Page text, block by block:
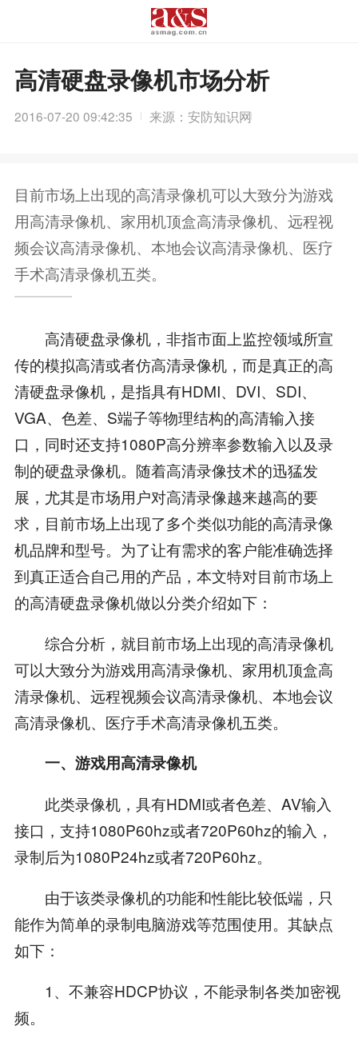
高清硬盘录像机市场分析
2016-07-20 09:42:35 来源：安防知识网
目前市场上出现的高清录像机可以大致分为游戏
用高清录像机、家用机顶盒高清录像机、远程视
频会议高清录像机、本地会议高清录像机、医疗
手术高清录像机五类。
高清硬盘录像机，非指市面上监控领域所宣
传的模拟高清或者仿高清录像机，而是真正的高
清硬盘录像机，是指具有HDMI、DVI、SDI、
VGA、色差、S端子等物理结构的高清输入接
口，同时还支持1080P高分辨率参数输入以及录
制的硬盘录像机。随着高清录像技术的迅猛发
展，尤其是市场用户对高清录像越来越高的要
求，目前市场上出现了多个类似功能的高清录像
机品牌和型号。为了让有需求的客户能准确选择
到真正适合自己用的产品，本文特对目前市场上
的高清硬盘录像机做以分类介绍如下：
综合分析，就目前市场上出现的高清录像机
可以大致分为游戏用高清录像机、家用机顶盒高
清录像机、远程视频会议高清录像机、本地会议
高清录像机、医疗手术高清录像机五类。
一、游戏用高清录像机
此类录像机，具有HDMI或者色差、AV输入
接口，支持1080P60hz或者720P60hz的输入，
录制后为1080P24hz或者720P60hz。
由于该类录像机的功能和性能比较低端，只
能作为简单的录制电脑游戏等范围使用。其缺点
如下：
1、不兼容HDCP协议，不能录制各类加密视
频。